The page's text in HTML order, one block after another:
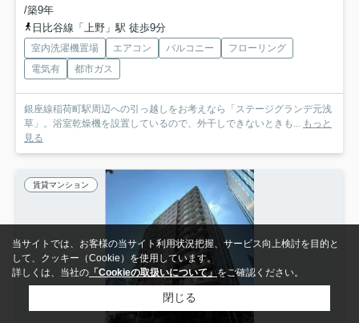
/築9年
日比谷線「上野」駅 徒歩9分
室内洗濯機置場 エアコン バルコニー
フローリング
電気有
都市ガス
銀座線稲荷町駅周辺への引っ越しをお考えなら「ステージグランデ元浅
草」。浴室乾燥機を設置しているので、外干しできないときも... もっと
見る
賃貸マンション
当サイトでは、お客様の当サイト利用状況把握、サービス向上検討を目的と
して、クッキー（Cookie）を使用しています。
詳しくは、当社の 「Cookieの取扱いについて」 をご確認ください。
閉じる